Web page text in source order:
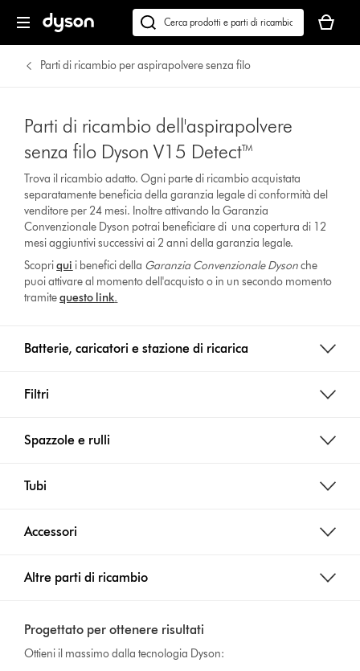
Cerca
su
dyson.it
carrello
è
Parti di ricambio per aspirapolvere senza filo
Parti di ricambio dell'aspirapolvere
senza filo Dyson V15 Detect™
Trova il ricambio adatto. Ogni parte di ricambio acquistata
separatamente beneficia della garanzia legale di conformità del
venditore per 24 mesi. Inoltre attivando la Garanzia
Convenzionale Dyson potrai beneficiare di una copertura di 12
mesi aggiuntivi successivi ai 2 anni della garanzia legale.
Scopriqui i benefici della Garanzia Convenzionale Dysonche
puoi attivare al momento dell'acquisto o in un secondo momento
tramitequesto link.
Batterie, caricatori e stazione di ricarica
Filtri
Spazzole e rulli
Tubi
Accessori
Altre parti di ricambio
Progettato per ottenere risultati
Ottieni il massimo dalla tecnologia Dyson: